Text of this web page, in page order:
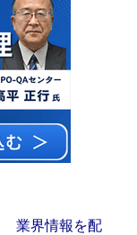
業界情報を配